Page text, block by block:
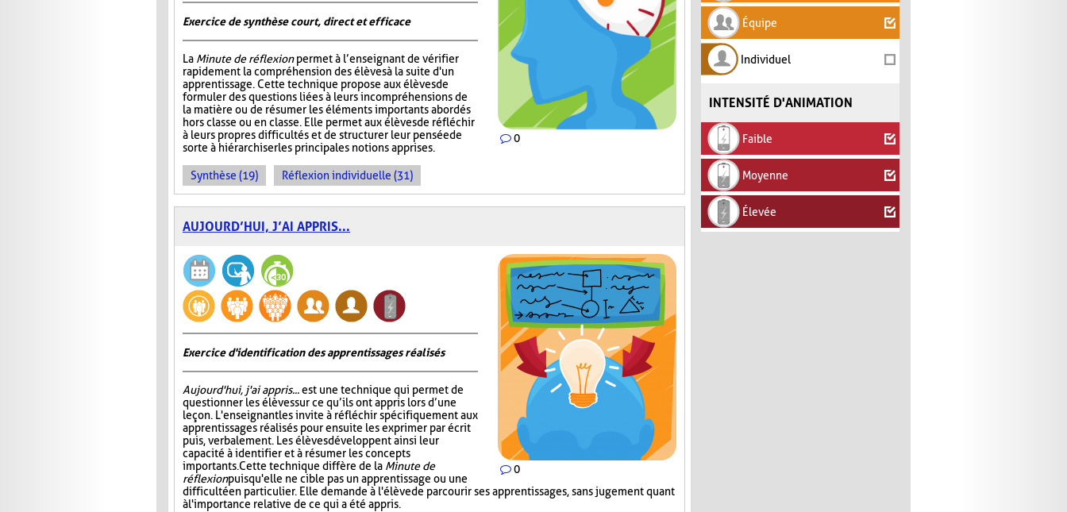
Équipe
Individuel
INTENSITÉ D'ANIMATION
Faible
Moyenne
Élevée
0
Exercice de synthèse court, direct et efficace
La Minute de réflexionpermet à l’enseignant de vérifier
rapidement la compréhension des élèves à la suite d'un
apprentissage. Cette technique propose aux élèves de
formuler des questions liées à leurs incompréhensions de
la matière ou de résumer les éléments importants abordés
hors classe ou en classe. Elle permet aux élèves de réfléchir
à leurs propres difficultés et de structurer leur pensée de
sorte à hiérarchiser les principales notions apprises.
Synthèse (19) Réflexion individuelle (31)
AUJOURD’HUI, J’AI APPRIS...
0
Exercice d'identification des apprentissages réalisés
Aujourd'hui, j'ai appris...est une technique qui permet de
questionner les élèves sur ce qu’ils ont appris lors d’une
leçon. L'enseignant les invite à réfléchir spécifiquement aux
apprentissages réalisés pour ensuite les exprimer par écrit
puis, verbalement. Les élèves développent ainsi leur
capacité à identifier et à résumer les concepts
importants. Cette technique diffère de la Minute de
réflexionpuisqu'elle ne cible pas un apprentissage ou une
difficulté en particulier. Elle demande à l'élève de parcourir ses apprentissages, sans jugement quant
à l'importance relative de ce qui a été appris.